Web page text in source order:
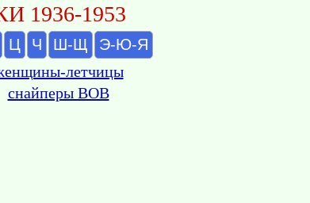
1953
Ц Ч Ш-Щ
Э-Ю-Я
летчицы
снайперы ВОВ